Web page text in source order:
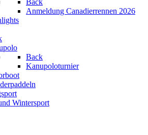
Back
Anmeldung Canadierrennen 2026
Back
Kanupoloturnier
Wintersport